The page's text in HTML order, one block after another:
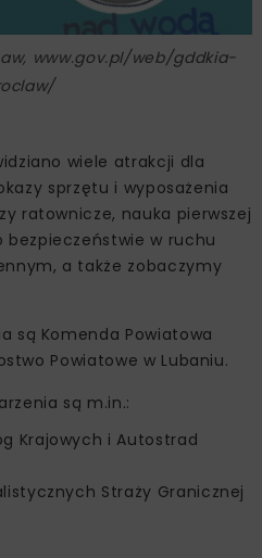
www.gov.pl/web/gddkia-
wiele atrakcji dla
sprzętu i wyposażenia
ratownicze, nauka pierwszej
w ruchu
a także zobaczymy
są Komenda Powiatowa
Powiatowe w Lubaniu.
są m.in.:
Krajowych i Autostrad
Straży Granicznej